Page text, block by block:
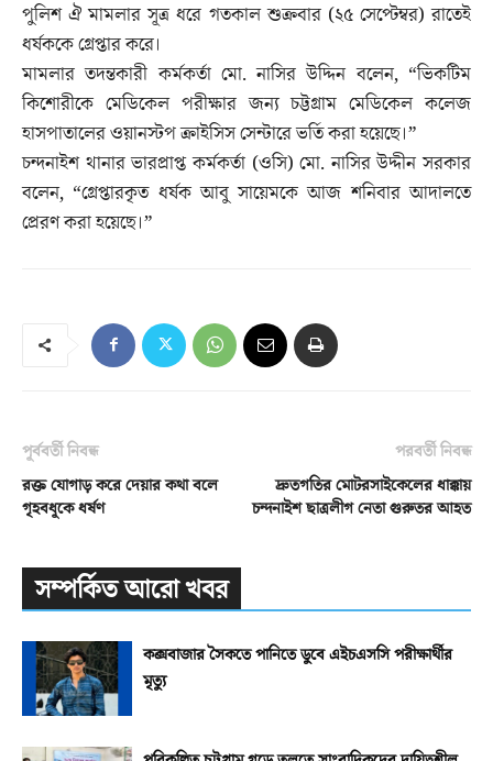
পুলিশ ঐ মামলার সূত্র ধরে গতকাল শুক্রবার (২৫ সেপ্টেম্বর) রাতেই
ধর্ষককে গ্রেপ্তার করে।
মামলার তদন্তকারী কর্মকর্তা মো. নাসির উদ্দিন বলেন, “ভিকটিম
কিশোরীকে মেডিকেল পরীক্ষার জন্য চট্টগ্রাম মেডিকেল কলেজ
হাসপাতালের ওয়ানস্টপ ক্রাইসিস সেন্টারে ভর্তি করা হয়েছে।”
চন্দনাইশ থানার ভারপ্রাপ্ত কর্মকর্তা (ওসি) মো. নাসির উদ্দীন সরকার
বলেন, “গ্রেপ্তারকৃত ধর্ষক আবু সায়েমকে আজ শনিবার আদালতে
প্রেরণ করা হয়েছে।”
পূর্ববর্তী নিবন্ধ
রক্ত যোগাড় করে দেয়ার কথা বলে
গৃহবধূকে ধর্ষণ
পরবর্তী নিবন্ধ
দ্রুতগতির মোটরসাইকেলের ধাক্কায়
চন্দনাইশ ছাত্রলীগ নেতা গুরুতর আহত
সম্পর্কিত আরো খবর
কক্সবাজার সৈকতে পানিতে ডুবে এইচএসসি পরীক্ষার্থীর
মৃত্যু